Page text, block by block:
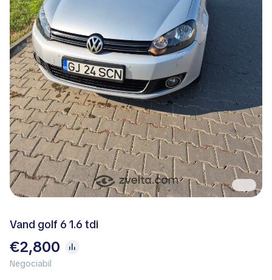
Vand golf 6 1.6 tdi
€2,800
Negociabil